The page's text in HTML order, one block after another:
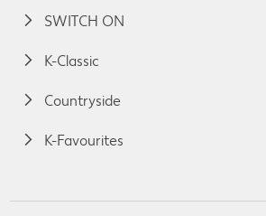
SWITCH ON
K-Classic
Countryside
K-Favourites